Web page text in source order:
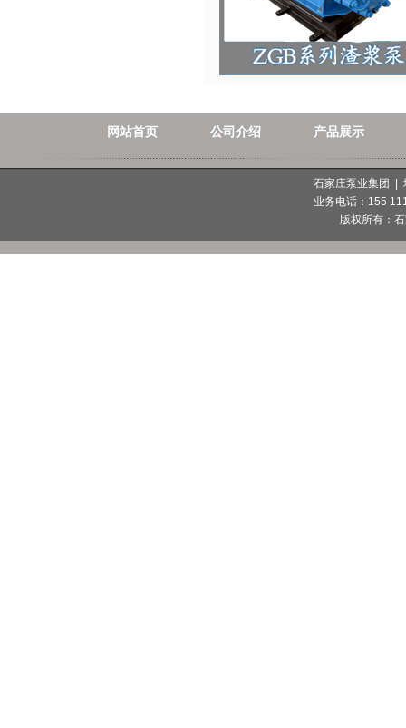
网站首页 公司介绍 产品展示
石家庄泵业集团 |
业务电话：155
版权所有：